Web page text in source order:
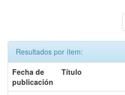
Resultados por ítem:
Fecha de
publicación
Título